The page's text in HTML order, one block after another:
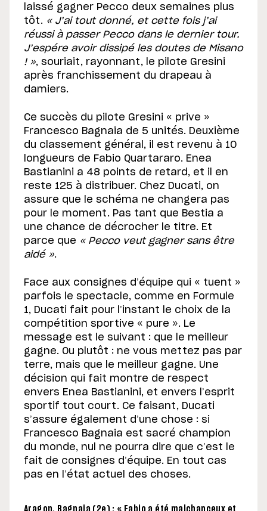
laissé gagner Pecco deux semaines plus
tôt. « J’ai tout donné, et cette fois j’ai
réussi à passer Pecco dans le dernier tour.
J’espére avoir dissipé les doutes de Misano
! », souriait, rayonnant, le pilote Gresini
après franchissement du drapeau à
damiers.
Ce succès du pilote Gresini « prive »
Francesco Bagnaia de 5 unités. Deuxième
du classement général, il est revenu à 10
longueurs de Fabio Quartararo. Enea
Bastianini a 48 points de retard, et il en
reste 125 à distribuer. Chez Ducati, on
assure que le schéma ne changera pas
pour le moment. Pas tant que Bestia a
une chance de décrocher le titre. Et
parce que « Pecco veut gagner sans être
aidé ».
Face aux consignes d’équipe qui « tuent »
parfois le spectacle, comme en Formule
1, Ducati fait pour l’instant le choix de la
compétition sportive « pure ». Le
message est le suivant : que le meilleur
gagne. Ou plutôt : ne vous mettez pas par
terre, mais que le meilleur gagne. Une
décision qui fait montre de respect
envers Enea Bastianini, et envers l’esprit
sportif tout court. Ce faisant, Ducati
s’assure également d’une chose : si
Francesco Bagnaia est sacré champion
du monde, nul ne pourra dire que c’est le
fait de consignes d’équipe. En tout cas
pas en l’état actuel des choses.